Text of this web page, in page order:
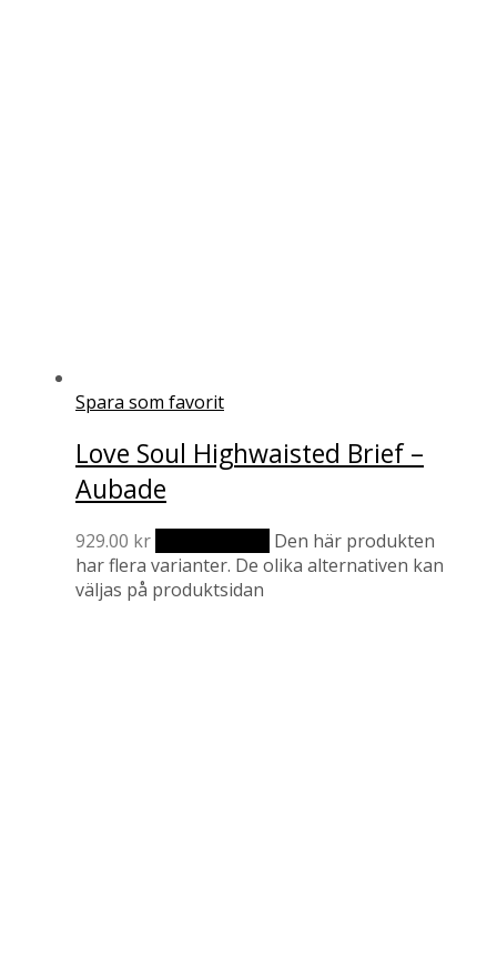
Spara som favorit
Love Soul Highwaisted Brief –
Aubade
929.00 kr
Den här produkten
har flera varianter. De olika alternativen kan
väljas på produktsidan